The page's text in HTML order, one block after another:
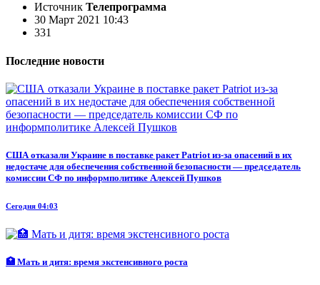
Источник Телепрограмма
30 Март 2021 10:43
331
Последние новости
США отказали Украине в поставке ракет Patriot из-за опасений в их
недостаче для обеспечения собственной безопасности — председатель
комиссии СФ по информполитике Алексей Пушков
Сегодня 04:03
🏥 Мать и дитя: время экстенсивного роста